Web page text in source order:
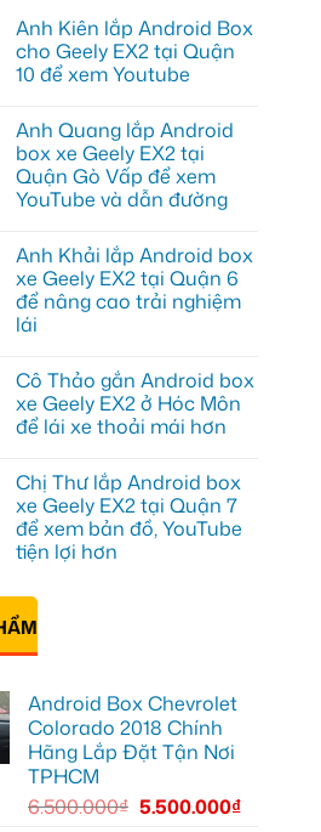
Anh Kiên lắp Android Box
cho Geely EX2 tại Quận
10 để xem Youtube
bình
luận
ở
Anh
Kiên
lắp
cho
Geely
EX2
tại
Quận
10
Youtube
Anh Quang lắp Android
box xe Geely EX2 tại
Quận Gò Vấp để xem
YouTube và dẫn đường
bình
luận
ở
Anh
Quang
lắp
xe
Geely
EX2
tại
Vấp
để
xem
YouTube
và
dẫn
Anh Khải lắp Android box
xe Geely EX2 tại Quận 6
để nâng cao trải nghiệm
lái
bình
luận
ở
Anh
Android
box
xe
Geely
EX2
tại
để
nâng
cao
trải
Cô Thảo gắn Android box
xe Geely EX2 ở Hóc Môn
để lái xe thoải mái hơn
bình
luận
ở
Cô
Thảo
gắn
box
Geely
EX2
ở
thoải
mái
hơn
Chị Thư lắp Android box
xe Geely EX2 tại Quận 7
để xem bản đồ, YouTube
tiện lợi hơn
có
luận
ở
Chị
Android
box
Geely
EX2
Quận
Android Box Chevrolet
Colorado 2018 Chính
Hãng Lắp Đặt Tận Nơi
TPHCM
6.500.000₫ 5.500.000₫